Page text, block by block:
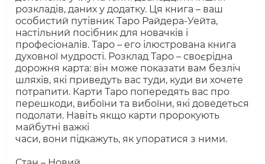
розкладів, даних у додатку. Ця книга – ваш
особистий путівник Таро Райдера-Уейта,
настільний посібник для новачків і
професіоналів. Таро – его ілюстрована книга
духовної мудрості. Розклад Таро – своєрідна
дорожня карта: він може показати вам безліч
шляхів, які приведуть вас туди, куди ви хочете
потрапити. Карти Таро попередять вас про
перешкоди, вибоїни та вибоїни, які доведеться
подолати. Навіть якщо карти пророкують
майбутні важкі
часи, вони підкажуть, як упоратися з ними.